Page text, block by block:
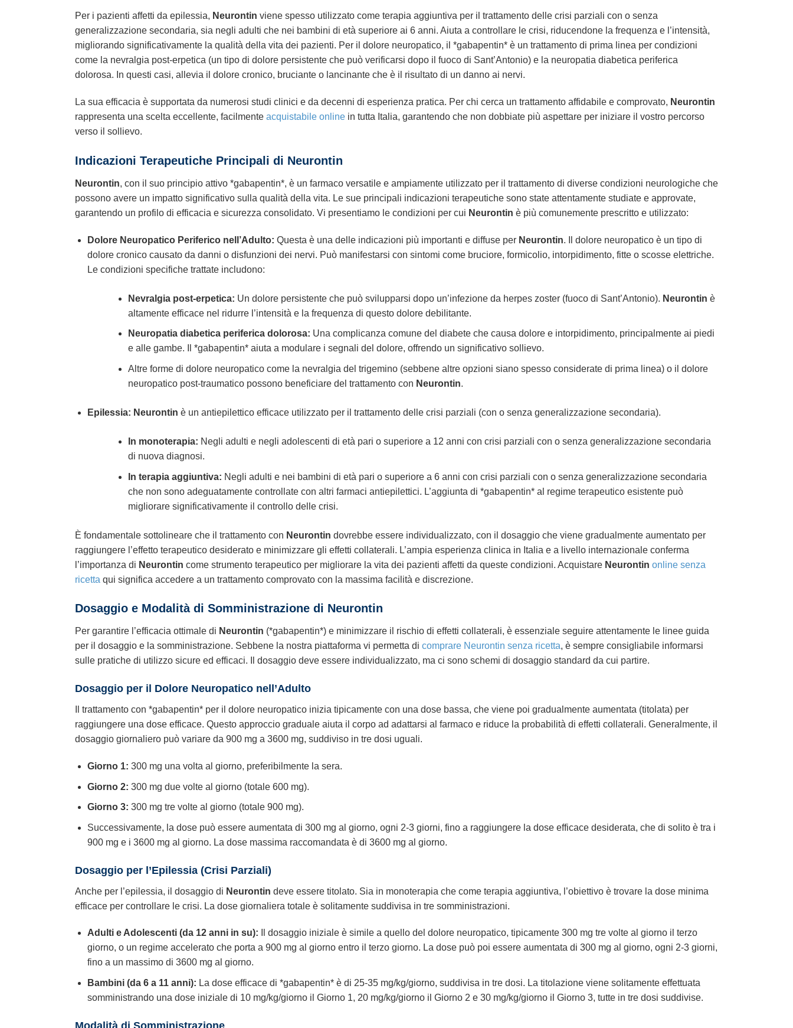
Per i pazienti affetti da epilessia, Neurontin viene spesso utilizzato come terapia aggiuntiva per il trattamento delle crisi parziali con o senza
generalizzazione secondaria, sia negli adulti che nei bambini di età superiore ai 6 anni. Aiuta a controllare le crisi, riducendone la frequenza e l’intensità,
migliorando significativamente la qualità della vita dei pazienti. Per il dolore neuropatico, il *gabapentin* è un trattamento di prima linea per condizioni
come la nevralgia post-erpetica (un tipo di dolore persistente che può verificarsi dopo il fuoco di Sant’Antonio) e la neuropatia diabetica periferica
dolorosa. In questi casi, allevia il dolore cronico, bruciante o lancinante che è il risultato di un danno ai nervi.
La sua efficacia è supportata da numerosi studi clinici e da decenni di esperienza pratica. Per chi cerca un trattamento affidabile e comprovato, Neurontin
rappresenta una scelta eccellente, facilmente acquistabile online in tutta Italia, garantendo che non dobbiate più aspettare per iniziare il vostro percorso
verso il sollievo.
Indicazioni Terapeutiche Principali di Neurontin
Neurontin, con il suo principio attivo *gabapentin*, è un farmaco versatile e ampiamente utilizzato per il trattamento di diverse condizioni neurologiche che
possono avere un impatto significativo sulla qualità della vita. Le sue principali indicazioni terapeutiche sono state attentamente studiate e approvate,
garantendo un profilo di efficacia e sicurezza consolidato. Vi presentiamo le condizioni per cui Neurontin è più comunemente prescritto e utilizzato:
Dolore Neuropatico Periferico nell’Adulto: Questa è una delle indicazioni più importanti e diffuse per Neurontin. Il dolore neuropatico è un tipo di
dolore cronico causato da danni o disfunzioni dei nervi. Può manifestarsi con sintomi come bruciore, formicolio, intorpidimento, fitte o scosse elettriche.
Le condizioni specifiche trattate includono:
Nevralgia post-erpetica: Un dolore persistente che può svilupparsi dopo un’infezione da herpes zoster (fuoco di Sant’Antonio). Neurontin è
altamente efficace nel ridurre l’intensità e la frequenza di questo dolore debilitante.
Neuropatia diabetica periferica dolorosa: Una complicanza comune del diabete che causa dolore e intorpidimento, principalmente ai piedi
e alle gambe. Il *gabapentin* aiuta a modulare i segnali del dolore, offrendo un significativo sollievo.
Altre forme di dolore neuropatico come la nevralgia del trigemino (sebbene altre opzioni siano spesso considerate di prima linea) o il dolore
neuropatico post-traumatico possono beneficiare del trattamento con Neurontin.
Epilessia: Neurontin è un antiepilettico efficace utilizzato per il trattamento delle crisi parziali (con o senza generalizzazione secondaria).
In monoterapia: Negli adulti e negli adolescenti di età pari o superiore a 12 anni con crisi parziali con o senza generalizzazione secondaria
di nuova diagnosi.
In terapia aggiuntiva: Negli adulti e nei bambini di età pari o superiore a 6 anni con crisi parziali con o senza generalizzazione secondaria
che non sono adeguatamente controllate con altri farmaci antiepilettici. L’aggiunta di *gabapentin* al regime terapeutico esistente può
migliorare significativamente il controllo delle crisi.
È fondamentale sottolineare che il trattamento con Neurontin dovrebbe essere individualizzato, con il dosaggio che viene gradualmente aumentato per
raggiungere l’effetto terapeutico desiderato e minimizzare gli effetti collaterali. L’ampia esperienza clinica in Italia e a livello internazionale conferma
l’importanza di Neurontin come strumento terapeutico per migliorare la vita dei pazienti affetti da queste condizioni. Acquistare Neurontin online senza
ricetta qui significa accedere a un trattamento comprovato con la massima facilità e discrezione.
Dosaggio e Modalità di Somministrazione di Neurontin
Per garantire l’efficacia ottimale di Neurontin (*gabapentin*) e minimizzare il rischio di effetti collaterali, è essenziale seguire attentamente le linee guida
per il dosaggio e la somministrazione. Sebbene la nostra piattaforma vi permetta di comprare Neurontin senza ricetta, è sempre consigliabile informarsi
sulle pratiche di utilizzo sicure ed efficaci. Il dosaggio deve essere individualizzato, ma ci sono schemi di dosaggio standard da cui partire.
Dosaggio per il Dolore Neuropatico nell’Adulto
Il trattamento con *gabapentin* per il dolore neuropatico inizia tipicamente con una dose bassa, che viene poi gradualmente aumentata (titolata) per
raggiungere una dose efficace. Questo approccio graduale aiuta il corpo ad adattarsi al farmaco e riduce la probabilità di effetti collaterali. Generalmente, il
dosaggio giornaliero può variare da 900 mg a 3600 mg, suddiviso in tre dosi uguali.
Giorno 1: 300 mg una volta al giorno, preferibilmente la sera.
Giorno 2: 300 mg due volte al giorno (totale 600 mg).
Giorno 3: 300 mg tre volte al giorno (totale 900 mg).
Successivamente, la dose può essere aumentata di 300 mg al giorno, ogni 2-3 giorni, fino a raggiungere la dose efficace desiderata, che di solito è tra i
900 mg e i 3600 mg al giorno. La dose massima raccomandata è di 3600 mg al giorno.
Dosaggio per l’Epilessia (Crisi Parziali)
Anche per l’epilessia, il dosaggio di Neurontin deve essere titolato. Sia in monoterapia che come terapia aggiuntiva, l’obiettivo è trovare la dose minima
efficace per controllare le crisi. La dose giornaliera totale è solitamente suddivisa in tre somministrazioni.
Adulti e Adolescenti (da 12 anni in su): Il dosaggio iniziale è simile a quello del dolore neuropatico, tipicamente 300 mg tre volte al giorno il terzo
giorno, o un regime accelerato che porta a 900 mg al giorno entro il terzo giorno. La dose può poi essere aumentata di 300 mg al giorno, ogni 2-3 giorni,
fino a un massimo di 3600 mg al giorno.
Bambini (da 6 a 11 anni): La dose efficace di *gabapentin* è di 25-35 mg/kg/giorno, suddivisa in tre dosi. La titolazione viene solitamente effettuata
somministrando una dose iniziale di 10 mg/kg/giorno il Giorno 1, 20 mg/kg/giorno il Giorno 2 e 30 mg/kg/giorno il Giorno 3, tutte in tre dosi suddivise.
Modalità di Somministrazione